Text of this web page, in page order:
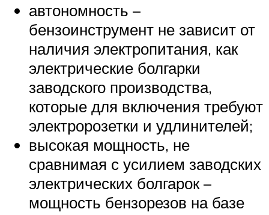
автономность –
бензоинструмент не зависит от
наличия электропитания, как
электрические болгарки
заводского производства,
которые для включения требуют
электророзетки и удлинителей;
высокая мощность, не
сравнимая с усилием заводских
электрических болгарок –
мощность бензорезов на базе